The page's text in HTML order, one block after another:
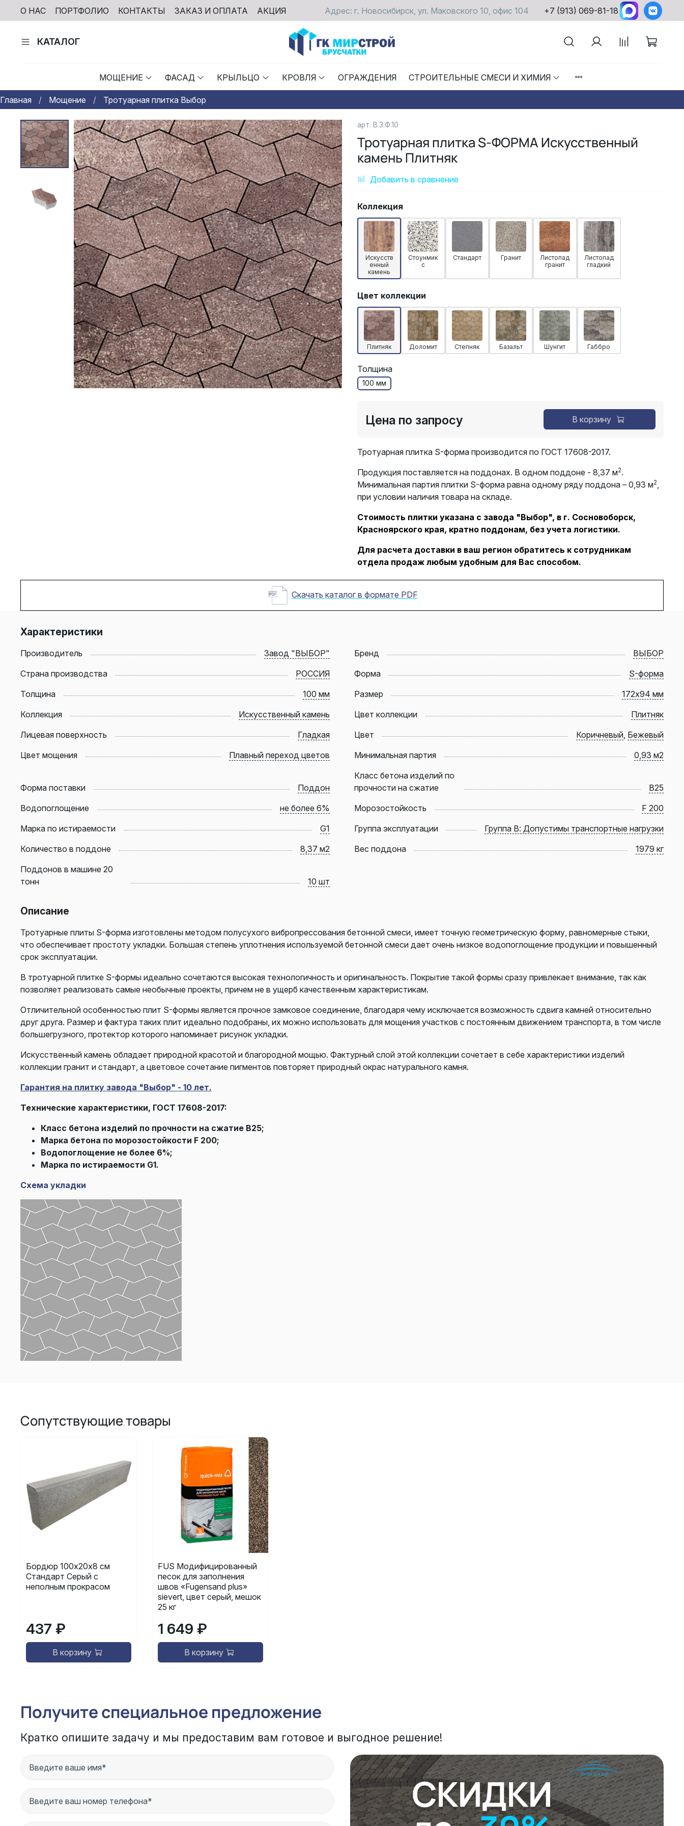
О НАС ПОРТФОЛИО КОНТАКТЫ ЗАКАЗ И ОПЛАТА АКЦИЯ Адрес: г. Новосибирск, ул. Маковского 10, офис 104 +7 (913) 069-81-18
КАТАЛОГ
МОЩЕНИЕ ФАСАД КРЫЛЬЦО КРОВЛЯ ОГРАЖДЕНИЯ СТРОИТЕЛЬНЫЕ СМЕСИ И ХИМИЯ
Главная Мощение Тротуарная плитка Выбор
арт. В.3.Ф.10
Тротуарная плитка S-ФОРМА Искусственный
камень Плитняк
Добавить в сравнение
Коллекция
Искусств
енный
камень
Стоунмик
с
Стандарт Гранит
Листопад
гранит
Листопад
гладкий
Цвет коллекции
Плитняк Доломит Степняк Базальт Шунгит Габбро
Толщина
100 мм
Цена по запросу В корзину
Тротуарная плитка S-форма производится по ГОСТ 17608-2017.
Продукция поставляется на поддонах. В одном поддоне - 8,37 м2.
Минимальная партия плитки S-форма равна одному ряду поддона – 0,93 м2,
при условии наличия товара на складе.
Стоимость плитки указана с завода "Выбор", в г. Сосновоборск,
Красноярского края, кратно поддонам, без учета логистики.
Для расчета доставки в ваш регион обратитесь к сотрудникам
отдела продаж любым удобным для Вас способом.
Скачать каталог в формате PDF
Характеристики
Производитель Завод "ВЫБОР" Бренд
ВЫБОР
Страна производства
РОССИЯ Форма
S-форма
Толщина
100 мм Размер
172х94 мм
Коллекция
Искусственный камень Цвет коллекции
Плитняк
Лицевая поверхность
Гладкая Цвет Коричневый Бежевый
Цвет мощения
Плавный переход цветов Минимальная партия 0,93 м2
Форма поставки Поддон
Класс бетона изделий по
прочности на сжатие
B25
Водопоглощение
не более 6% Морозостойкость
F 200
Марка по истираемости
G1 Группа эксплуатации
Группа В: Допустимы транспортные нагрузки
Количество в поддоне
8,37 м2 Вес поддона
1979 кг
Поддонов в машине 20
тонн
10 шт
Описание
Тротуарные плиты S-форма изготовлены методом полусухого вибропрессования бетонной смеси, имеет точную геометрическую форму, равномерные стыки,
что обеспечивает простоту укладки. Большая степень уплотнения используемой бетонной смеси дает очень низкое водопоглощение продукции и повышенный
срок эксплуатации.
В тротуарной плитке S-формы идеально сочетаются высокая технологичность и оригинальность. Покрытие такой формы сразу привлекает внимание, так как
позволяет реализовать самые необычные проекты, причем не в ущерб качественным характеристикам.
Отличительной особенностью плит S-формы является прочное замковое соединение, благодаря чему исключается возможность сдвига камней относительно
друг друга. Размер и фактура таких плит идеально подобраны, их можно использовать для мощения участков с постоянным движением транспорта, в том числе
большегрузного, протектор которого напоминает рисунок укладки.
Искусственный камень обладает природной красотой и благородной мощью. Фактурный слой этой коллекции сочетает в себе характеристики изделий
коллекции гранит и стандарт, а цветовое сочетание пигментов повторяет природный окрас натурального камня.
Гарантия на плитку завода "Выбор" - 10 лет.
Технические характеристики, ГОСТ 17608-2017:
Класс бетона изделий по прочности на сжатие В25;
Марка бетона по морозостойкости F 200;
Водопоглощение не более 6%;
Марка по истираемости G1.
Схема укладки
Сопутствующие товары
Бордюр 100х20х8 см
Стандарт Серый с
неполным прокрасом
437 ₽
В корзину
FUS Модифицированный
песок для заполнения
швов «Fugensand plus»
sievert, цвет серый, мешок
25 кг
1 649 ₽
В корзину
Получите специальное предложение
Кратко опишите задачу и мы предоставим вам готовое и выгодное решение!